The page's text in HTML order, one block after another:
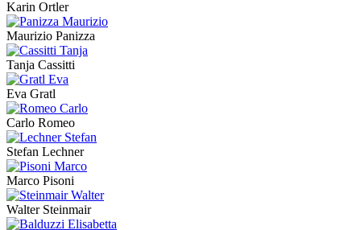
Karin Ortler
Maurizio Panizza
Tanja Cassitti
Eva Gratl
Carlo Romeo
Stefan Lechner
Marco Pisoni
Walter Steinmair